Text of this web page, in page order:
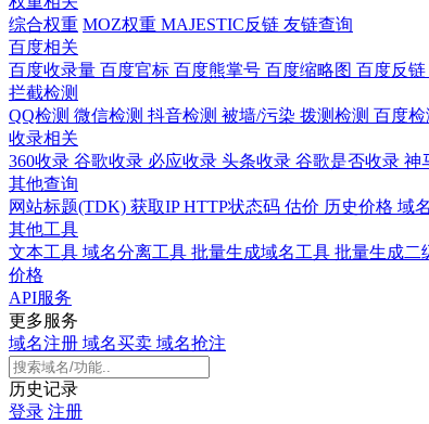
综合权重 MOZ权重 MAJESTIC反链 友链查询
百度相关
百度收录量 百度官标 百度熊掌号 百度缩略图 百度反链
拦截检测
QQ检测 微信检测 抖音检测 被墙/污染 拨测检测 百度检
收录相关
360收录 谷歌收录 必应收录 头条收录 谷歌是否收录 神
其他查询
网站标题(TDK) 获取IPHTTP状态码 估价 历史价格 域
其他工具
文本工具 域名分离工具 批量生成域名工具 批量生成二
价格
API服务
更多服务
域名注册 域名买卖 域名抢注
历史记录
登录 注册